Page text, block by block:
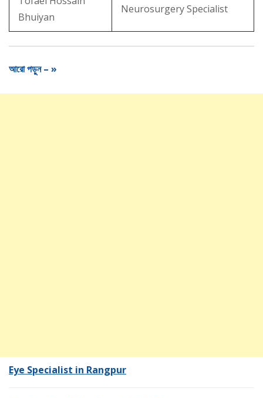
Bhuiyan
Neurosurgery Specialist
আরো পড়ুন – »
Eye Specialist in Rangpur